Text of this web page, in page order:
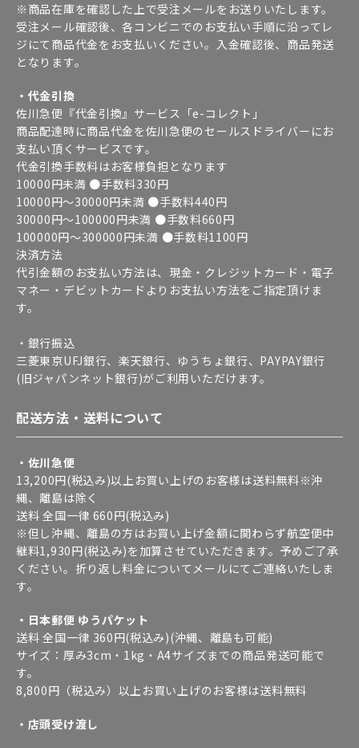
※商品在庫を確認した上で受注メールをお送りいたします。
受注メール確認後、各コンビニでのお支払い手順に沿ってレ
ジにて商品代金をお支払いください。入金確認後、商品発送
となります。
・代金引換
佐川急便『代金引換』サービス「e-コレクト」
商品配達時に商品代金を佐川急便のセールスドライバーにお
支払い頂くサービスです。
代金引換手数料はお客様負担となります
10000円未満 ●手数料330円
10000円～30000円未満 ●手数料440円
30000円～100000円未満 ●手数料660円
100000円～300000円未満 ●手数料1100円
決済方法
代引金額のお支払い方法は、現金・クレジットカード・電子
マネー・デビットカードよりお支払い方法をご指定頂けま
す。
・銀行振込
三菱東京UFJ銀行、楽天銀行、ゆうちょ銀行、PAYPAY銀行
(旧ジャパンネット銀行)がご利用いただけます。
配送方法・送料について
・佐川急便
13,200円(税込み)以上お買い上げのお客様は送料無料※沖
縄、離島は除く
送料 全国一律 660円(税込み)
※但し沖縄、離島の方はお買い上げ金額に関わらず航空便中
継料1,930円(税込み)を加算させていただきます。予めご了承
ください。折り返し料金についてメールにてご連絡いたしま
す。
・日本郵便 ゆうパケット
送料 全国一律 360円(税込み)(沖縄、離島も可能)
サイズ：厚み3cm・1kg・A4サイズまでの商品発送可能で
す。
8,800円（税込み）以上お買い上げのお客様は送料無料
・店頭受け渡し